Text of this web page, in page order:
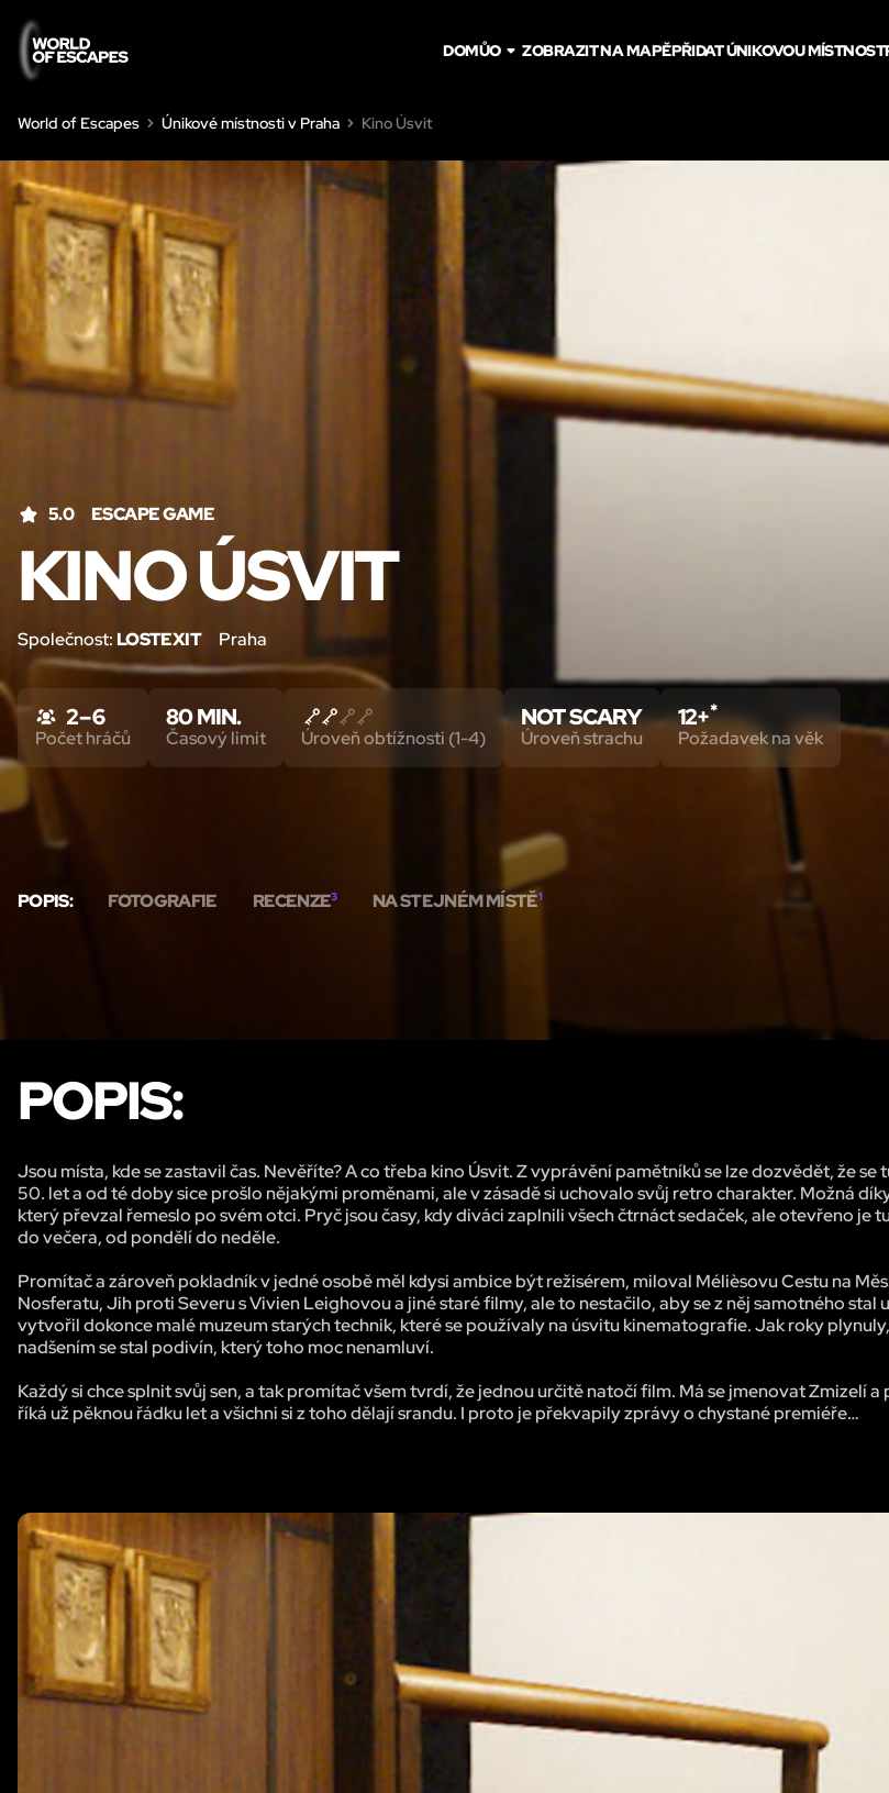
DOMŮO ZOBRAZIT NA MAPĚPŘIDAT ÚNIKOVOU MÍSTNOST
World of Escapes Únikové místnosti v Praha Kino Úsvit
5.0 ESCAPE GAME
KINO ÚSVIT
Společnost: LOSTEXIT Praha
POPIS: FOTOGRAFIE RECENZE3 NA STEJNÉM MÍSTĚ1
2 – 6
Počet hráčů
80 MIN.
Časový limit Úroveň obtížnosti (1-4)
NOT SCARY
Úroveň strachu
12+*
Požadavek na věk
POPIS:
Jsou místa, kde se zastavil čas. Nevěříte? A co třeba kino Úsvit. Z vyprávění pamětníků se lze dozvědět, že se
50. let a od té doby sice prošlo nějakými proměnami, ale v zásadě si uchovalo svůj retro charakter. Možná
který převzal řemeslo po svém otci. Pryč jsou časy, kdy diváci zaplnili všech čtrnáct sedaček, ale otevřeno je
do večera, od pondělí do neděle.
Promítač a zároveň pokladník v jedné osobě měl kdysi ambice být režisérem, miloval Mélièsovu Cestu na
Nosferatu, Jih proti Severu s Vivien Leighovou a jiné staré filmy, ale to nestačilo, aby se z něj samotného stal
vytvořil dokonce malé muzeum starých technik, které se používaly na úsvitu kinematografie. Jak roky
nadšením se stal podivín, který toho moc nenamluví.
Každý si chce splnit svůj sen, a tak promítač všem tvrdí, že jednou určitě natočí film. Má se jmenovat Zmizelí
říká už pěknou řádku let a všichni si z toho dělají srandu. I proto je překvapily zprávy o chystané premiéře…